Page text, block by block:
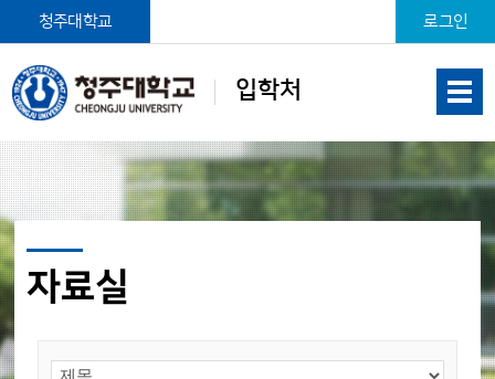
입학처
청주대학교 로그인
자료실